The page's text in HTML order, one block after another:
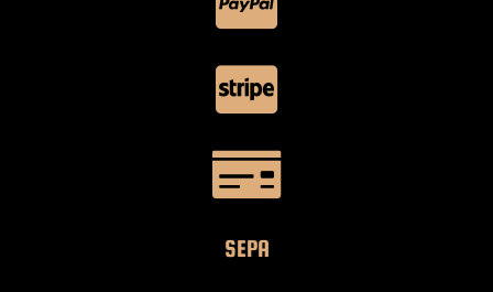
SEPA